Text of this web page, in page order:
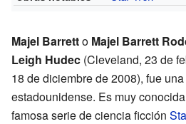
Majel Barretto Majel Barrett
Leigh Hudec (Cleveland, 23 de
18 de diciembre de 2008), fue
estadounidense. Es muy
famosa serie de ciencia ficción